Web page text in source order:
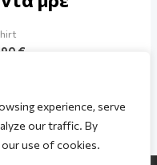
experience, serve
our traffic. By
use of cookies.
€